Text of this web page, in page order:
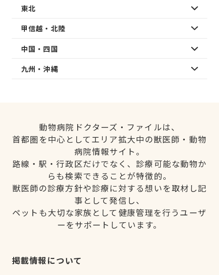
東北
甲信越・北陸
中国・四国
九州・沖縄
動物病院ドクターズ・ファイルは、
首都圏を中心としてエリア拡大中の獣医師・動物
病院情報サイト。
路線・駅・行政区だけでなく、診療可能な動物か
らも検索できることが特徴的。
獣医師の診療方針や診療に対する想いを取材し記
事として発信し、
ペットも大切な家族として健康管理を行うユーザ
ーをサポートしています。
掲載情報について